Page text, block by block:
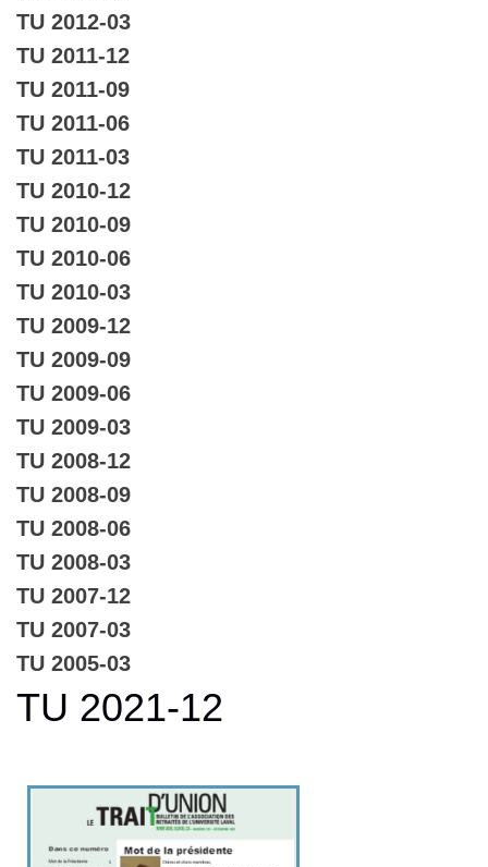
TU 2012-03
TU 2011-12
TU 2011-09
TU 2011-06
TU 2011-03
TU 2010-12
TU 2010-09
TU 2010-06
TU 2010-03
TU 2009-12
TU 2009-09
TU 2009-06
TU 2009-03
TU 2008-12
TU 2008-09
TU 2008-06
TU 2008-03
TU 2007-12
TU 2007-03
TU 2005-03
TU 2021-12